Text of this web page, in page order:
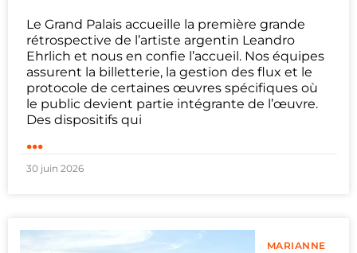
Le Grand Palais accueille la première grande
rétrospective de l’artiste argentin Leandro
Ehrlich et nous en confie l’accueil. Nos équipes
assurent la billetterie, la gestion des flux et le
protocole de certaines œuvres spécifiques où
le public devient partie intégrante de l’œuvre.
Des dispositifs qui
...
30 juin 2026
MARIANNE